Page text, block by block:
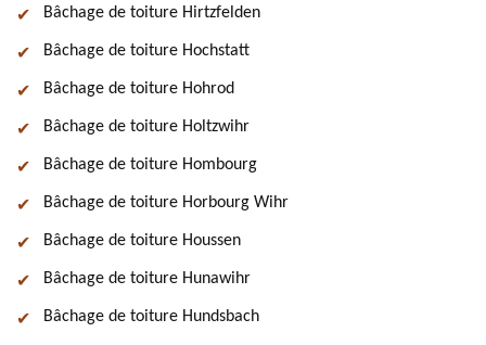
Bâchage de toiture Hirtzfelden
Bâchage de toiture Hochstatt
Bâchage de toiture Hohrod
Bâchage de toiture Holtzwihr
Bâchage de toiture Hombourg
Bâchage de toiture Horbourg Wihr
Bâchage de toiture Houssen
Bâchage de toiture Hunawihr
Bâchage de toiture Hundsbach